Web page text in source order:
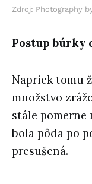
Zdroj: Photography
Postup búrky
Napriek tomu
množstvo
stále pomerne
bola pôda po
presušená.